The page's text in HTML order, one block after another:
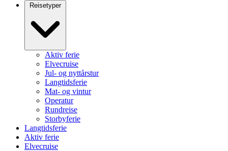
Reisetyper
Aktiv ferie
Elvecruise
Jul- og nyttårstur
Langtidsferie
Mat- og vintur
Operatur
Rundreise
Storbyferie
Langtidsferie
Aktiv ferie
Elvecruise